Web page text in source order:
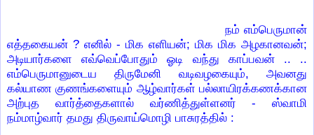
நம் எம்பெருமான்
எத்தகையன் ? எனில் - மிக எளியன்; மிக மிக அழகானவன்;
அடியார்களை எவ்வெப்போதும் ஓடி வந்து காப்பவன் .. ..
எம்பெருமானுடைய திருமேனி வடிவழகையும், அவனது
கல்யாண குணங்களையும் ஆழ்வார்கள் பல்லாயிரக்கணக்கான
அற்புத வார்த்தைகளால் வர்ணித்துள்ளனர் - ஸ்வாமி
நம்மாழ்வார் தமது திருவாய்மொழி பாசுரத்தில் :